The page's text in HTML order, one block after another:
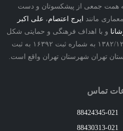
از پیشکسوتان و دست
مانندایرج اعتصام،علی اکبر
اهداف فرهنگی و حمایتی شکل
گرفته‌است. انجمن در تاریخ ۱۳۸۲/۱۲/۲۵ به شماره ثبت ۱۶۳۹۲ به ثبت
شهرستان تهران واقع است.